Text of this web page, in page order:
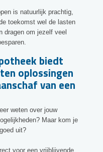
is natuurlijk prachtig,
toekomst wel de lasten
dragen om jezelf veel
biedt
oplossingen
van een
weten over jouw
Maar kom je
uit?
voor een vrijblijvende